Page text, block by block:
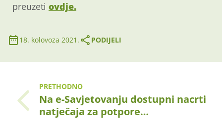
preuzeti ovdje.
18. kolovoza 2021. PODIJELI
PRETHODNO
Na e-Savjetovanju dostupni nacrti
natječaja za potpore…